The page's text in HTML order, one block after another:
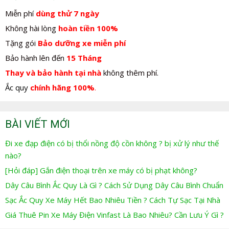
Miễn phí dùng thử 7 ngày
Không hài lòng hoàn tiền 100%
Tặng gói Bảo dưỡng xe miễn phí
Bảo hành lên đến 15 Tháng
Thay và bảo hành tại nhà không thêm phí.
Ắc quy chính hãng 100%.
BÀI VIẾT MỚI
Đi xe đạp điện có bị thổi nồng độ cồn không ? bị xử lý như thế
nào?
[Hỏi đáp] Gắn điện thoại trên xe máy có bị phạt không?
Dây Câu Bình Ắc Quy Là Gì ? Cách Sử Dụng Dây Câu Bình Chuẩn
Sạc Ắc Quy Xe Máy Hết Bao Nhiêu Tiền ? Cách Tự Sạc Tại Nhà
Giá Thuê Pin Xe Máy Điện Vinfast Là Bao Nhiêu? Cần Lưu Ý Gì ?